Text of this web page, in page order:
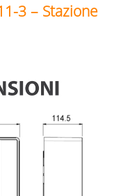
3 – Stazione